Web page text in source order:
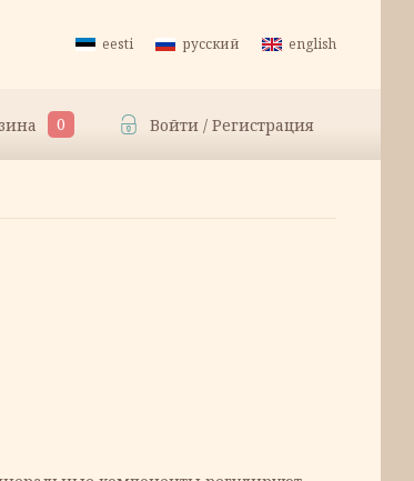
eesti русский english
0 Войти / Регистрация